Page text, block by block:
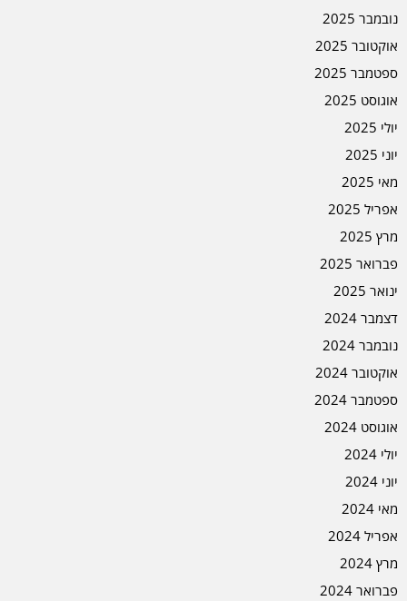
נובמבר 2025
אוקטובר 2025
ספטמבר 2025
אוגוסט 2025
יולי 2025
יוני 2025
מאי 2025
אפריל 2025
מרץ 2025
פברואר 2025
ינואר 2025
דצמבר 2024
נובמבר 2024
אוקטובר 2024
ספטמבר 2024
אוגוסט 2024
יולי 2024
יוני 2024
מאי 2024
אפריל 2024
מרץ 2024
פברואר 2024